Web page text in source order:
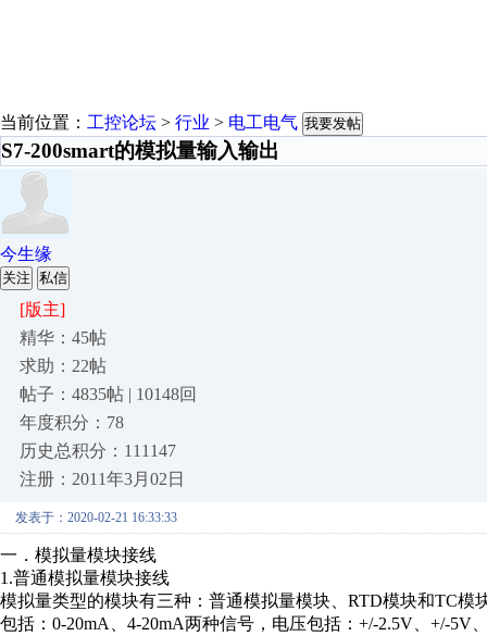
当前位置： 工控论坛 > 行业 > 电工电气 我要发帖
S7-200smart的模拟量输入输出
今生缘
关注 私信
[版主]
精华：45帖
求助：22帖
帖子：4835帖 | 10148回
年度积分：78
历史总积分：111147
注册：2011年3月02日
发表于：2020-02-21 16:33:33
一．模拟量模块接线
1.普通模拟量模块接线
模拟量类型的模块有三种：普通模拟量模块、RTD模块和TC
包括：0-20mA、4-20mA两种信号，电压包括：+/-2.5V、+/-5V